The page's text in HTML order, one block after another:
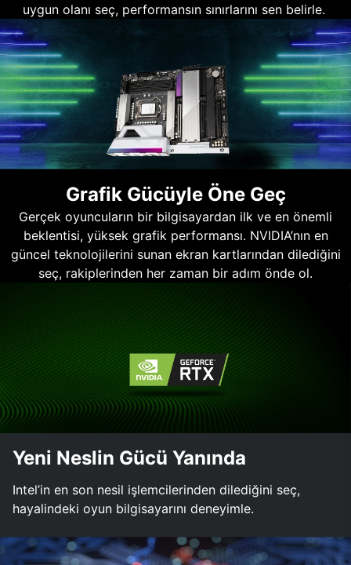
uygun olanı seç, performansın sınırlarını sen belirle.
Grafik Gücüyle Öne Geç
Gerçek oyuncuların bir bilgisayardan ilk ve en önemli
beklentisi, yüksek grafik performansı. NVIDIA’nın en
güncel teknolojilerini sunan ekran kartlarından dilediğini
seç, rakiplerinden her zaman bir adım önde ol.
Yeni Neslin Gücü Yanında
Intel’in en son nesil işlemcilerinden dilediğini seç,
hayalindeki oyun bilgisayarını deneyimle.